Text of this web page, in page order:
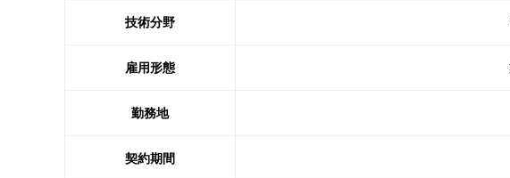
技術分野
雇用形態
勤務地
契約期間